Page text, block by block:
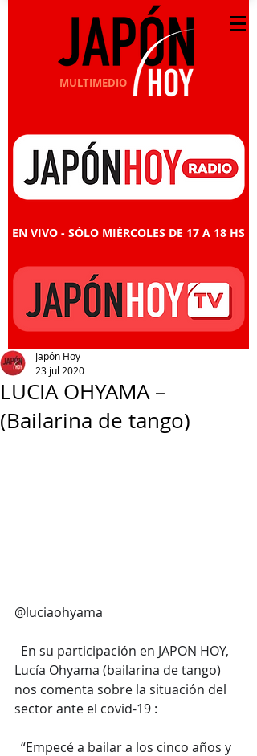
MULTIMEDIO
EN VIVO - SÓLO MIÉRCOLES DE 17 A 18 HS
LUCIA OHYAMA –
(Bailarina de tango)
Japón Hoy
23 jul 2020
@luciaohyama
Lucía Ohyama (bailarina de tango)
nos comenta sobre la situación del
sector ante el covid-19 :